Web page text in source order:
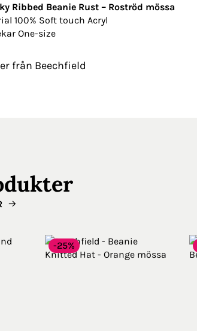
Ribbed Beanie Rust – Roströd mössa
100% Soft touch Acryl
One-size
från Beechfield
-25%